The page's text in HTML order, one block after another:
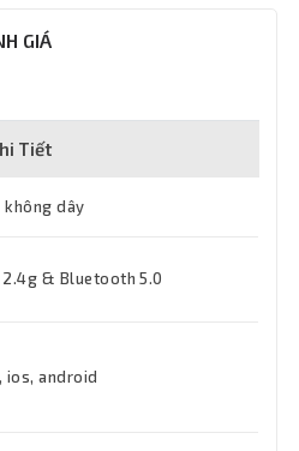
GIÁ
Tiết
không dây
& Bluetooth 5.0
ios, android